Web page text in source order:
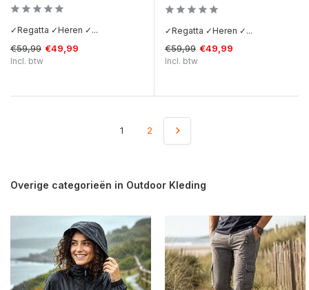
✓Regatta ✓Heren ✓...
€59,99 €49,99
Incl. btw
✓Regatta ✓Heren ✓...
€59,99 €49,99
Incl. btw
1 2
Overige categorieën in Outdoor Kleding